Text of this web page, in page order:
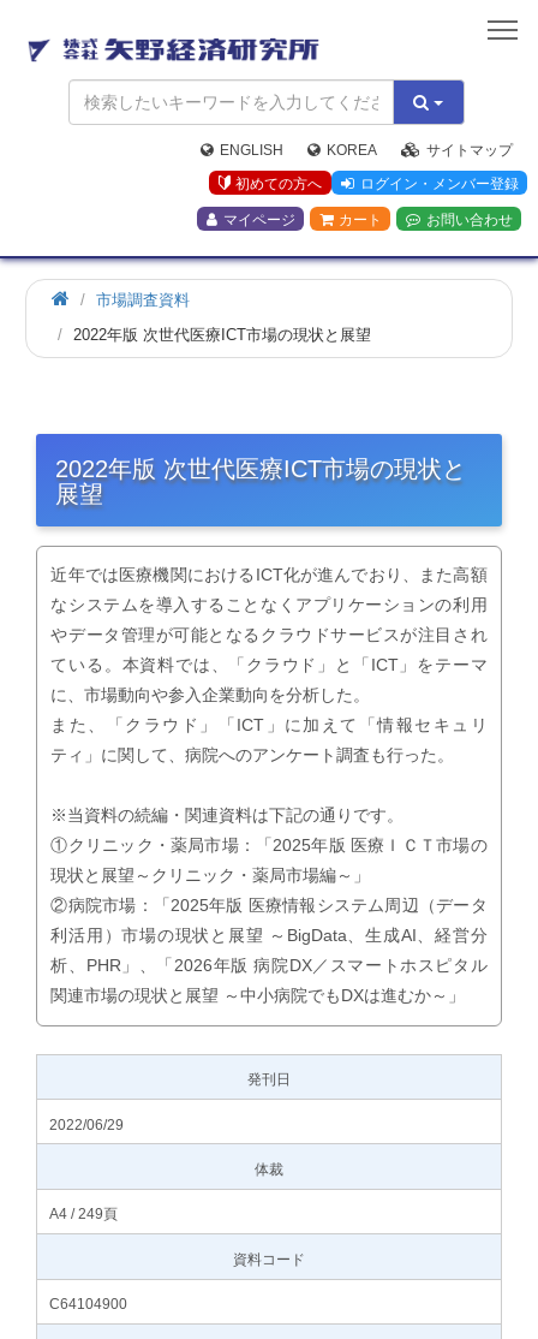
矢
野
経
済
研
究
所
ENGLISH KOREA
サイトマップ
初めての方へ
ログイン・メンバー登録
マイページ カート お問い合わせ
市場調査資料
2022年版 次世代医療ICT市場の現状と展望
2022年版 次世代医療ICT市場の現状と
展望
近年では医療機関におけるICT化が進んでおり、また高額
なシステムを導入することなくアプリケーションの利用
やデータ管理が可能となるクラウドサービスが注目され
ている。本資料では、「クラウド」と「ICT」をテーマ
に、市場動向や参入企業動向を分析した。
また、「クラウド」「ICT」に加えて「情報セキュリ
ティ」に関して、病院へのアンケート調査も行った。
※当資料の続編・関連資料は下記の通りです。
①クリニック・薬局市場：「2025年版 医療ＩＣＴ市場の
現状と展望～クリニック・薬局市場編～」
②病院市場：「2025年版 医療情報システム周辺（データ
利活用）市場の現状と展望 ～BigData、生成AI、経営分
析、PHR」、「2026年版 病院DX／スマートホスピタル
関連市場の現状と展望 ～中小病院でもDXは進むか～」
発刊日
2022/06/29
体裁
A4 / 249頁
資料コード
C64104900